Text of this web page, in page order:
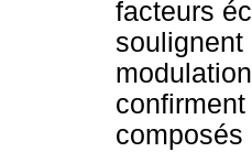
facteurs
soulignent
composés